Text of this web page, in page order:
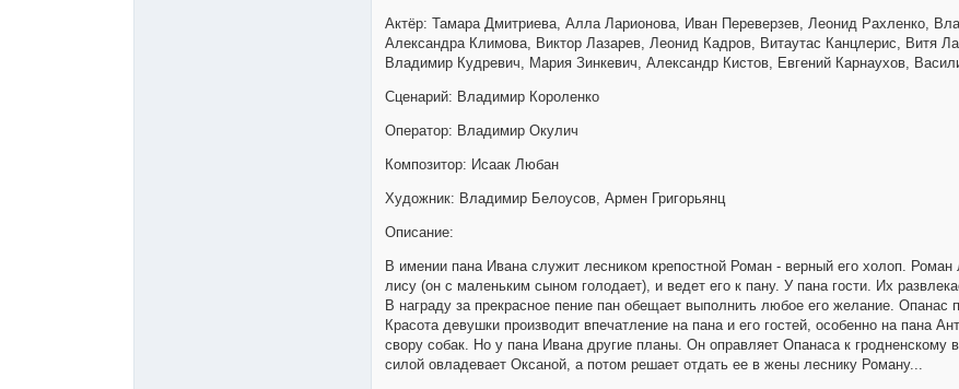
Актёр: Тамара Дмитриева, Алла Ларионова, Иван Переверзев, Леонид Рахленко,
Александра Климова, Виктор Лазарев, Леонид Кадров, Витаутас Канцлерис, Витя
Владимир Кудревич, Мария Зинкевич, Александр Кистов, Евгений Карнаухов,
Сценарий: Владимир Короленко
Оператор: Владимир Окулич
Композитор: Исаак Любан
Художник: Владимир Белоусов, Армен Григорьянц
Описание:
В имении пана Ивана служит лесником крепостной Роман - верный его холоп.
лису (он с маленьким сыном голодает), и ведет его к пану. У пана гости. Их
В награду за прекрасное пение пан обещает выполнить любое его желание. Опанас
Красота девушки производит впечатление на пана и его гостей, особенно на пана
свору собак. Но у пана Ивана другие планы. Он оправляет Опанаса к гродненскому
силой овладевает Оксаной, а потом решает отдать ее в жены леснику Роману...